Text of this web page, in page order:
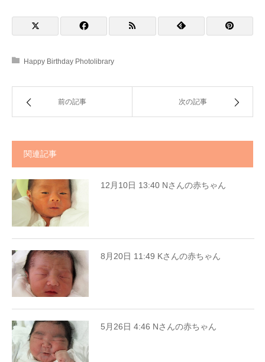
Happy Birthday Photolibrary
前の記事 次の記事
関連記事
12月10日 13:40 Nさんの赤ちゃん
8月20日 11:49 Kさんの赤ちゃん
5月26日 4:46 Nさんの赤ちゃん